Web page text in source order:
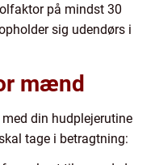
på mindst 30
sig udendørs i
mænd
din hudplejerutine
tage i betragtning: